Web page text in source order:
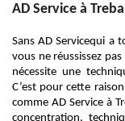
AD Service à
Sans AD Servicequi a
vous ne réussissez
nécessite une
C’est pour cette
comme AD Service à
concentration,